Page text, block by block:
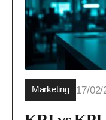
Marketing 17/02/